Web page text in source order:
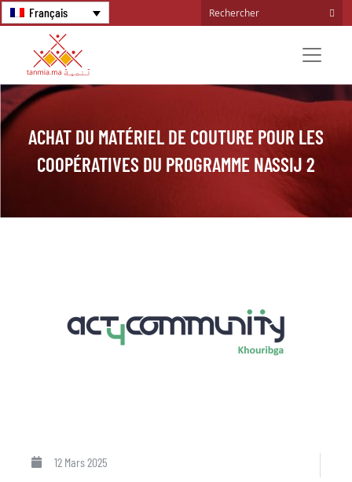
Français
ACHAT DU MATÉRIEL DE COUTURE POUR LES
COOPÉRATIVES DU PROGRAMME NASSIJ 2
12 Mars 2025